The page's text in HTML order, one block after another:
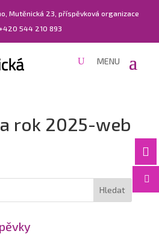
Mutěnická 23, příspěvková organizace
544 210 893


rok 2025-web